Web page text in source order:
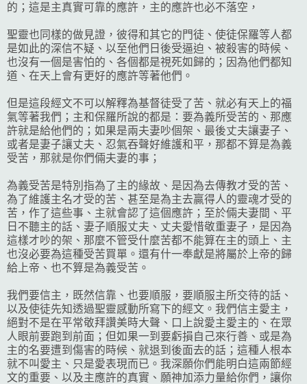
的；這是主真實可靠的應許，主的應許也必不落空，
聖靈也同樣的做見證，彼得和其它的門徒、使徒保羅等人都
是如此的深信不疑、以至他們日後受逼迫、被殺害的時候、
也沒有一個是害怕的、各個都是視死如歸的；因為他們都知
道、在天上會有更好的應許等著他們。
但是這段經文不可以解釋為基督徒受了苦、就必有天上的福
氣等著我們；主和保羅所說的都是：要為義所受苦的、那應
許就是給他們的；如果是兩夫妻吵個架、最後丈夫讓妻子、
或者是妻子讓丈夫、忍氣吞聲好維護和平，那都不算是為義
受苦，那就是你們倆夫妻的事；
為義受苦是特別指為了主的緣故、是因為去傳教才受的苦、
為了維護主名才受的苦、甚至是為主去贏得人的靈魂才受的
苦，作了這些事、主就會認了這個應許；至於倆夫妻間、平
日不聽主的話、妻子順服丈夫、丈夫愛惜敬重妻子，是因為
這樣才吵的架、那麼不管受什麼苦都不能算在主的頭上、主
也沒必要為這種受苦買單。還有什一奉獻是將屬於上帝的歸
給上帝、也不算是為義受苦。
我們要信主，既然信靠、也要順服，要順服主所交待的話、
以及使徒先知透過聖靈感動所寫下的經文。我們信主愛主，
絕對不是在平常敬拜讚美時大聲、口上說愛主愛主的、在眾
人眼前要跑到前面；但如果一到要虧損自己來行善、或是為
主的名要遭到傷害的時候、就退到後面去的話；這種人根本
就不叫愛主、只是愛表現而已。我深願你們能明白這兩節經
文的重要、以及主應許的真實、願神加添力量給你們，讓你